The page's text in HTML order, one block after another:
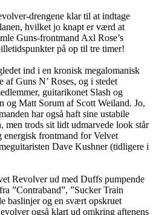
drengene klar til at indtage
hvilket jo knapt er værd at
Guns-frontmand Axl Rose’s
på op til tre timer!
ind i en kronisk megalomanisk
af Guns N’ Roses, og i stedet
guitarikonet Slash og
og Matt Sorum af Scott Weiland. Jo,
har også haft sine ustabile
men trods sit lidt udmarvede look står
energisk frontmand for Velvet
Dave Kushner (tidligere i
Revolver ud med Duffs pumpende
”Contraband”, ”Sucker Train
baslinjer og en svært opskruet
også klart ud omkring aftenens